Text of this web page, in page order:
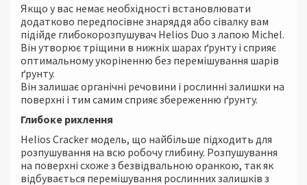
Якщо у вас немає необхідності встановлювати
додатково передпосівне знаряддя або сівалку вам
підійде глибокорозпушувач Helios Duo з лапою Michel.
Він утворює тріщини в нижніх шарах ґрунту і сприяє
оптимальному укоріненню без перемішування шарів
ґрунту.
Він залишає органічні речовини і рослинні залишки на
поверхні і тим самим сприяє збереженню ґрунту.
Глибоке рихлення
Helios Cracker модель, що найбільше підходить для
розпушування на всю робочу глибину. Розпушування
на поверхні схоже з безвідвальною оранкою, так як
відбувається перемішування рослинних залишків з